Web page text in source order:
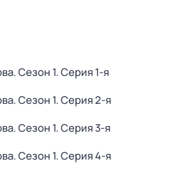
. Сезон 1. Серия 1-я
. Сезон 1. Серия 2-я
. Сезон 1. Серия 3-я
. Сезон 1. Серия 4-я